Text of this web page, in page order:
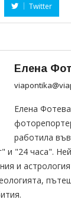
Twitter
Елена
Елена
работила
и "24 часа".
и